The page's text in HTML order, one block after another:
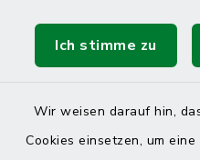
Ich stimme zu
Wir weisen darauf hin,
Cookies einsetzen, um